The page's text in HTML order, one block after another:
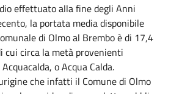
effettuato alla fine degli Anni
la portata media disponibile
di Olmo al Brembo è di 17,4
cui circa la metà provenienti
o Acqua Calda.
che infatti il Comune di Olmo